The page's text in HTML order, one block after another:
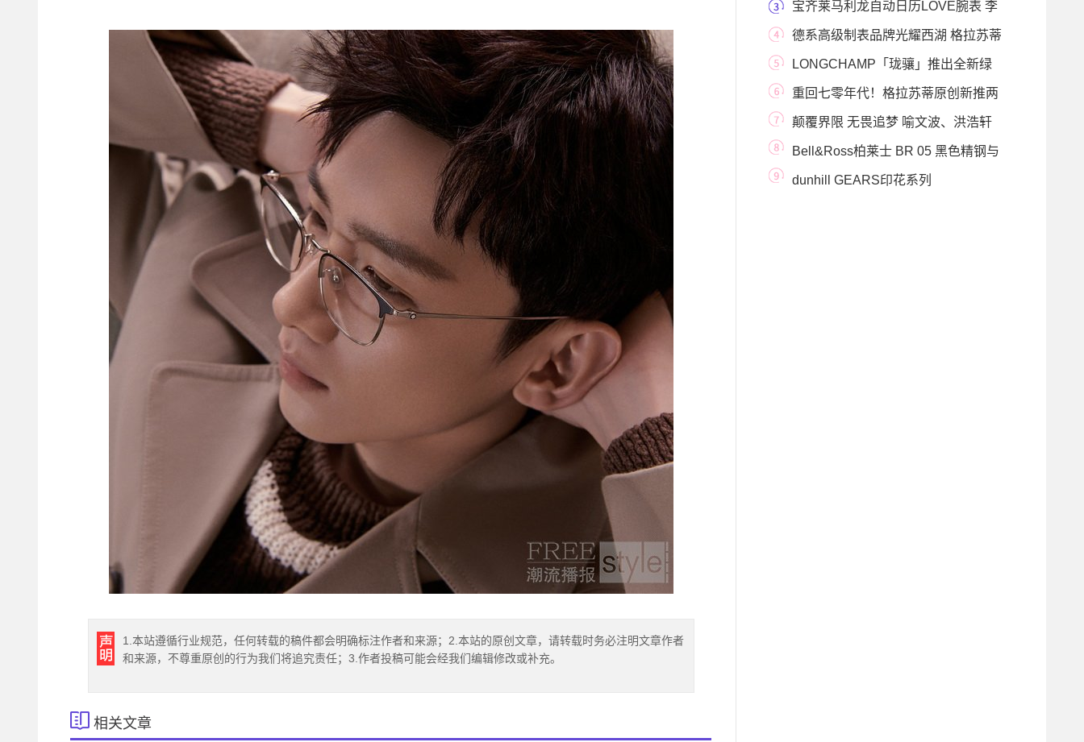
1.本站遵循行业规范，任何转载的稿件都会明确标注作者和来源；2.本站的原创文章，请转载时务必注明文章作者
和来源，不尊重原创的行为我们将追究责任；3.作者投稿可能会经我们编辑修改或补充。
相关文章
下一站，最想见的
宝齐莱马利龙自动日历LOVE腕表 李
冰冰的盎然夏日
德系高级制表品牌光耀西湖 格拉苏蒂
原创杭州大
LONGCHAMP「珑骧」推出全新绿
色环保系列GREEN DIST
重回七零年代！格拉苏蒂原创新推两
款色彩明艳
颠覆界限 无畏追梦 喻文波、洪浩轩
演绎BVLGARI宝
Bell&Ross柏莱士 BR 05 黑色精钢与
金 - 坚固与复杂
dunhill GEARS印花系列